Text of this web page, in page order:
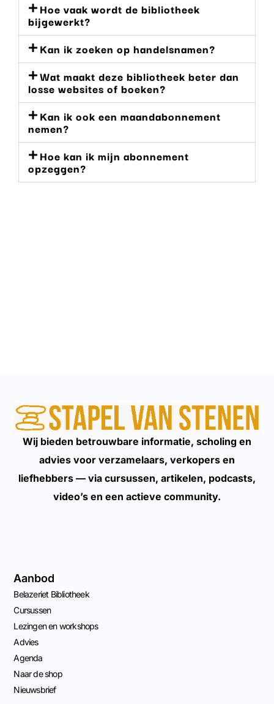
Hoe vaak wordt de bibliotheek
bijgewerkt?
Kan ik zoeken op handelsnamen?
Wat maakt deze bibliotheek beter dan
losse websites of boeken?
Kan ik ook een maandabonnement
nemen?
Hoe kan ik mijn abonnement
opzeggen?
Wij bieden betrouwbare informatie, scholing en
advies voor verzamelaars, verkopers en
liefhebbers — via cursussen, artikelen, podcasts,
video’s en een actieve community.
Aanbod
Belazeriet Bibliotheek
Cursussen
Lezingen en workshops
Advies
Agenda
Naar de shop
Nieuwsbrief